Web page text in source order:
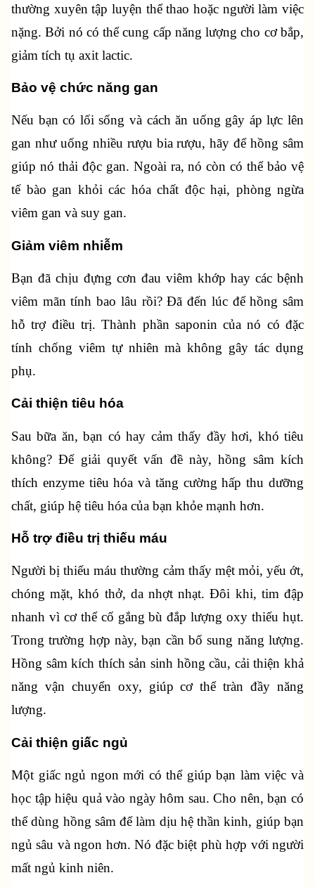
thường xuyên tập luyện thể thao hoặc người làm việc
nặng. Bởi nó có thể cung cấp năng lượng cho cơ bắp,
giảm tích tụ axit lactic.
Bảo vệ chức năng gan
Nếu bạn có lối sống và cách ăn uống gây áp lực lên
gan như uống nhiều rượu bia rượu, hãy để hồng sâm
giúp nó thải độc gan. Ngoài ra, nó còn có thể bảo vệ
tế bào gan khỏi các hóa chất độc hại, phòng ngừa
viêm gan và suy gan.
Giảm viêm nhiễm
Bạn đã chịu đựng cơn đau viêm khớp hay các bệnh
viêm mãn tính bao lâu rồi? Đã đến lúc để hồng sâm
hỗ trợ điều trị. Thành phần saponin của nó có đặc
tính chống viêm tự nhiên mà không gây tác dụng
phụ.
Cải thiện tiêu hóa
Sau bữa ăn, bạn có hay cảm thấy đầy hơi, khó tiêu
không? Để giải quyết vấn đề này, hồng sâm kích
thích enzyme tiêu hóa và tăng cường hấp thu dưỡng
chất, giúp hệ tiêu hóa của bạn khỏe mạnh hơn.
Hỗ trợ điều trị thiếu máu
Người bị thiếu máu thường cảm thấy mệt mỏi, yếu ớt,
chóng mặt, khó thở, da nhợt nhạt. Đôi khi, tim đập
nhanh vì cơ thể cố gắng bù đắp lượng oxy thiếu hụt.
Trong trường hợp này, bạn cần bổ sung năng lượng.
Hồng sâm kích thích sản sinh hồng cầu, cải thiện khả
năng vận chuyển oxy, giúp cơ thể tràn đầy năng
lượng.
Cải thiện giấc ngủ
Một giấc ngủ ngon mới có thể giúp bạn làm việc và
học tập hiệu quả vào ngày hôm sau. Cho nên, bạn có
thể dùng hồng sâm để làm dịu hệ thần kinh, giúp bạn
ngủ sâu và ngon hơn. Nó đặc biệt phù hợp với người
mất ngủ kinh niên.